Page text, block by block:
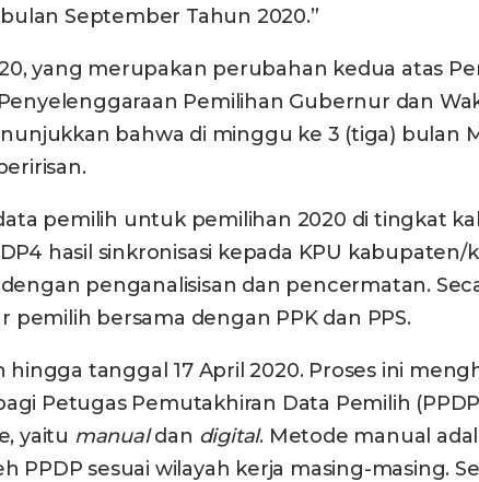
September Tahun 2020.”
yang merupakan perubahan kedua atas
Pemilihan Gubernur dan
bahwa di minggu ke 3 (tiga) bulan
pemilih untuk pemilihan 2020 di tingkat
hasil sinkronisasi kepada KPU
penganalisisan dan pencermatan.
bersama dengan PPK dan PPS.
tanggal 17 April 2020. Proses ini
Petugas Pemutakhiran Data Pemilih
yaitu manualdan digital. Metode manual
PPDP sesuai wilayah kerja masing-masing.